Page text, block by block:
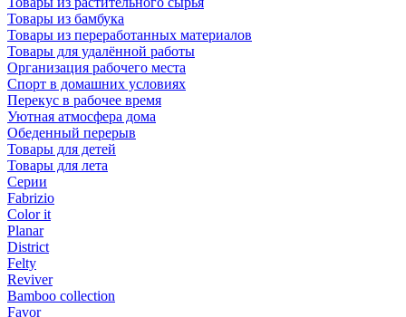
Товары из бамбука
Товары из переработанных материалов
Товары для удалённой работы
Организация рабочего места
Спорт в домашних условиях
Перекус в рабочее время
Уютная атмосфера дома
Обеденный перерыв
Товары для детей
Товары для лета
Серии
Fabrizio
Color it
Planar
District
Felty
Reviver
Bamboo collection
Favor